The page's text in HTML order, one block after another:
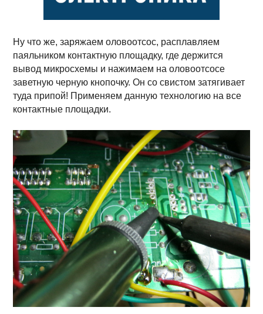
Ну что же, заряжаем оловоотсос, расплавляем
паяльником контактную площадку, где держится
вывод микросхемы и нажимаем на оловоотсосе
заветную черную кнопочку. Он со свистом затягивает
туда припой! Применяем данную технологию на все
контактные площадки.